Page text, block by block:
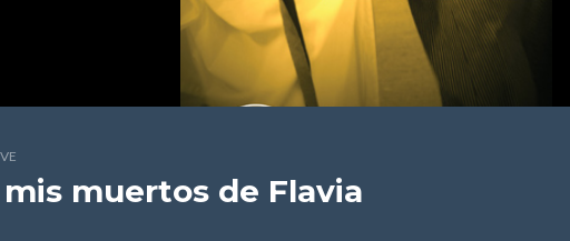
muertos de Flavia